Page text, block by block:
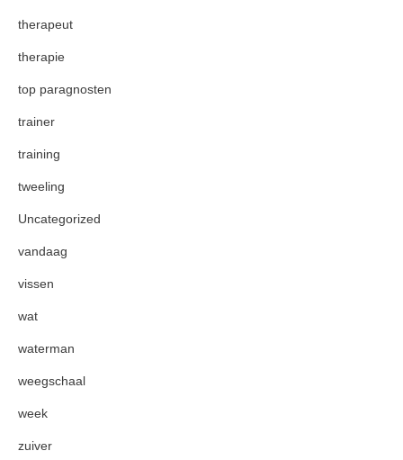
therapeut
therapie
top paragnosten
trainer
training
tweeling
Uncategorized
vandaag
vissen
wat
waterman
weegschaal
week
zuiver